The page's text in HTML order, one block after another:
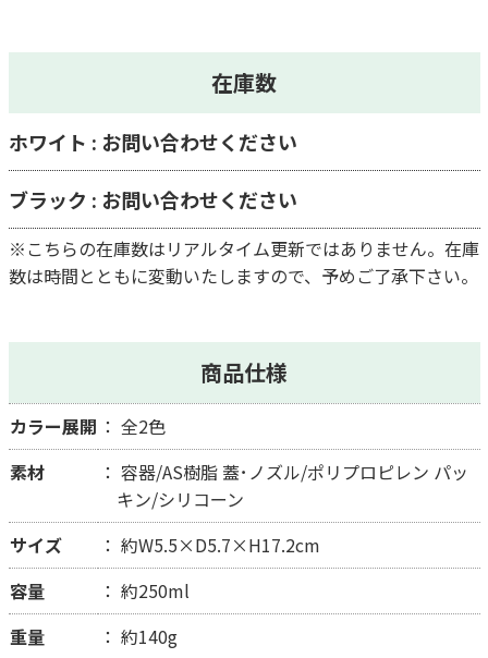
在庫数
ホワイト : お問い合わせください
ブラック : お問い合わせください
※こちらの在庫数はリアルタイム更新ではありません。在庫
数は時間とともに変動いたしますので、予めご了承下さい。
商品仕様
カラー展開
全2色
素材
容器/AS樹脂 蓋･ノズル/ポリプロピレン パッ
キン/シリコーン
サイズ
約W5.5×D5.7×H17.2cm
容量
約250ml
重量
約140g